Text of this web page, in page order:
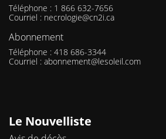
Téléphone : 1 866 632-7656
Courriel : necrologie@cn2i.ca
Abonnement
Téléphone : 418 686-3344
Courriel : abonnement@lesoleil.com
Le Nouvelliste